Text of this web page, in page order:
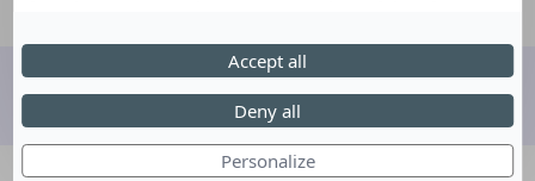
Découvrez d'autres rêves
Personalize
Deny all
Accept all